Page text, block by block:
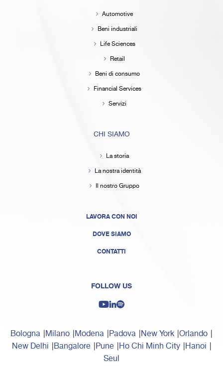
Automotive
Beni industriali
Life Sciences
Retail
Beni di consumo
Financial Services
Servizi
CHI SIAMO
La storia
La nostra identità
Il nostro Gruppo
LAVORA CON NOI
DOVE SIAMO
CONTATTI
FOLLOW US
Bologna Milano Modena Padova New York Orlando
New Delhi Bangalore Pune Ho Chi Minh City Hanoi
Seul